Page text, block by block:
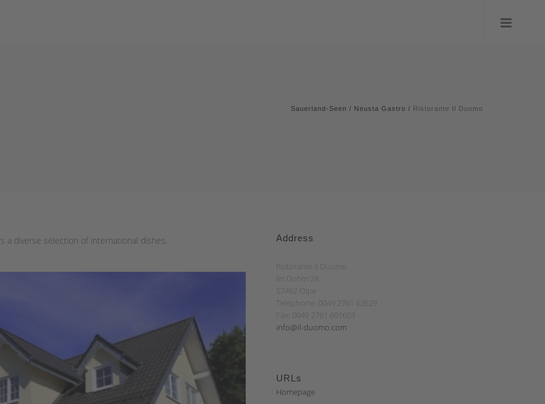
Sauerland-Seen / Neusta Gastro / Ristorante Il Duomo
a diverse selection of international dishes. Address
Ristorante Il Duomo
Im Dohm 28
57462 Olpe
Telephone: 0049 2761 62629
Fax: 0049 2761 601603
info@il-duomo.com
URLs
Homepage